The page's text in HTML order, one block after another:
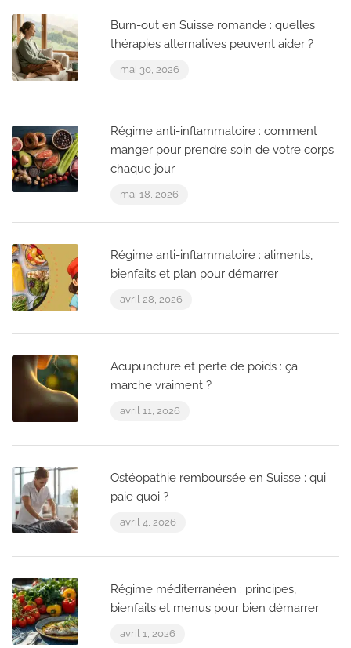
Burn-out en Suisse romande : quelles
thérapies alternatives peuvent aider ?
mai 30, 2026
Régime anti-inflammatoire : comment
manger pour prendre soin de votre corps
chaque jour
mai 18, 2026
Régime anti-inflammatoire : aliments,
bienfaits et plan pour démarrer
avril 28, 2026
Acupuncture et perte de poids : ça
marche vraiment ?
avril 11, 2026
Ostéopathie remboursée en Suisse : qui
paie quoi ?
avril 4, 2026
Régime méditerranéen : principes,
bienfaits et menus pour bien démarrer
avril 1, 2026